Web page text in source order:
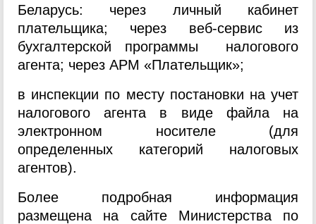
Беларусь: через личный кабинет
плательщика; через веб-сервис из
бухгалтерской программы налогового
агента; через АРМ «Плательщик»;
в инспекции по месту постановки на учет
налогового агента в виде файла на
электронном носителе (для
определенных категорий налоговых
агентов).
Более подробная информация
размещена на сайте Министерства по